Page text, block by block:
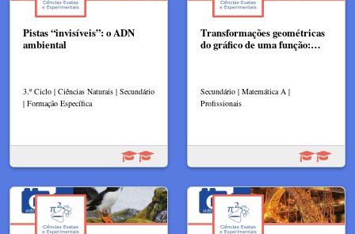
Pistas “invisíveis”: o ADN
ambiental
3.º Ciclo | Ciências Naturais | Secundário
| Formação Específica
Transformações geométricas
do gráfico de uma função:…
Secundário | Matemática A |
Profissionais